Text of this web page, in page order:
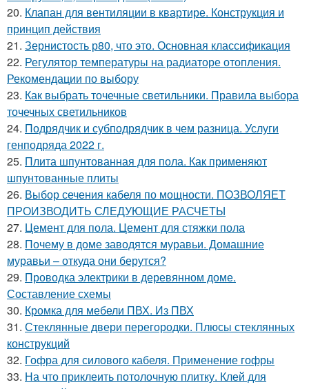
20. Клапан для вентиляции в квартире. Конструкция и
принцип действия
21. Зернистость р80, что это. Основная классификация
22. Регулятор температуры на радиаторе отопления.
Рекомендации по выбору
23. Как выбрать точечные светильники. Правила выбора
точечных светильников
24. Подрядчик и субподрядчик в чем разница. Услуги
генподряда 2022 г.
25. Плита шпунтованная для пола. Как применяют
шпунтованные плиты
26. Выбор сечения кабеля по мощности. ПОЗВОЛЯЕТ
ПРОИЗВОДИТЬ СЛЕДУЮЩИЕ РАСЧЕТЫ
27. Цемент для пола. Цемент для стяжки пола
28. Почему в доме заводятся муравьи. Домашние
муравьи – откуда они берутся?
29. Проводка электрики в деревянном доме.
Составление схемы
30. Кромка для мебели ПВХ. Из ПВХ
31. Стеклянные двери перегородки. Плюсы стеклянных
конструкций
32. Гофра для силового кабеля. Применение гофры
33. На что приклеить потолочную плитку. Клей для